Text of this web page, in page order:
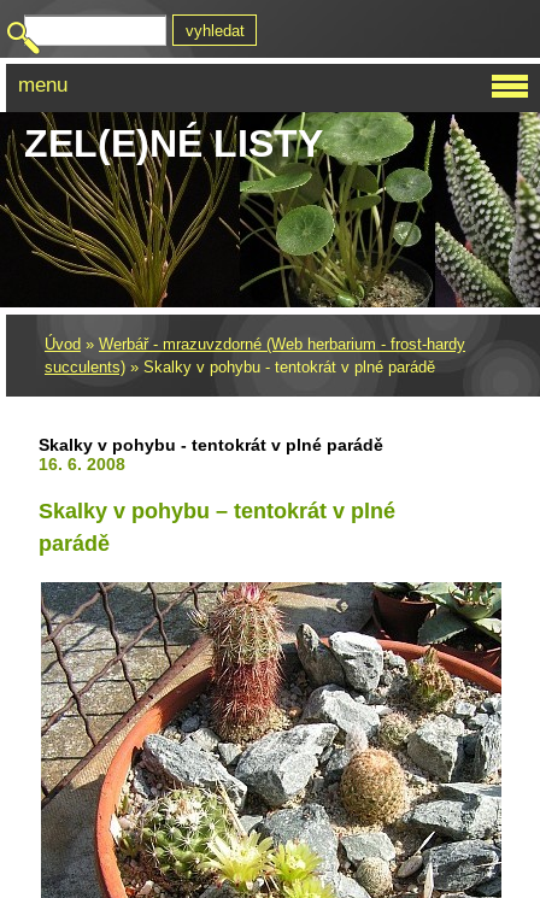
ZEL(E)NÉ LISTY
Úvod » Werbář - mrazuvzdorné (Web herbarium - frost-hardy
succulents) » Skalky v pohybu - tentokrát v plné parádě
Skalky v pohybu - tentokrát v plné parádě
16. 6. 2008
Skalky v pohybu – tentokrát v plné
parádě
menu